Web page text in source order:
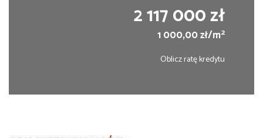
2 117 000 zł
1 000,00 zł/m2
Oblicz ratę kredytu